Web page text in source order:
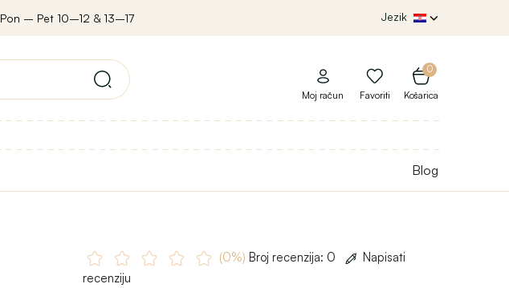
Pon – Pet 10–12 & 13–17 Jezik
0
Košarica
Moj račun Favoriti
Blog
(0%) Broj recenzija: 0
Napisati
recenziju